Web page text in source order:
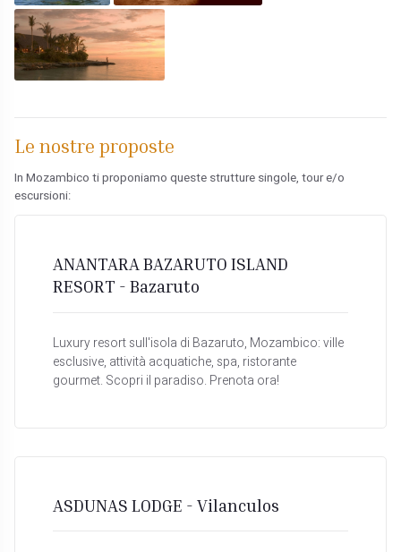
Le nostre proposte
In Mozambico ti proponiamo queste strutture singole, tour e/o
escursioni:
ANANTARA BAZARUTO ISLAND
RESORT - Bazaruto
Luxury resort sull'isola di Bazaruto, Mozambico: ville
esclusive, attività acquatiche, spa, ristorante
gourmet. Scopri il paradiso. Prenota ora!
ASDUNAS LODGE - Vilanculos